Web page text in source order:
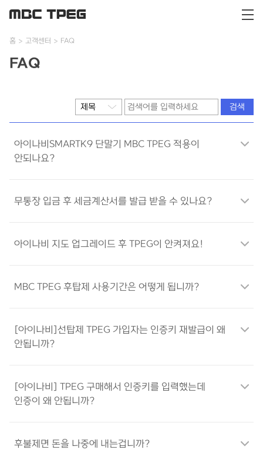
홈 고객센터 FAQ
FAQ
아이나비SMARTK9 단말기 MBC TPEG 적용이
안되나요?
무통장 입금 후 세금계산서를 발급 받을 수 있나요?
아이나비 지도 업그레이드 후 TPEG이 안켜져요!
MBC TPEG 후탑제 사용기간은 어떻게 됩니까?
[아이나비]선탑제 TPEG 가입자는 인증키 재발급이 왜
안됩니까?
[아이나비] TPEG 구매해서 인증키를 입력했는데
인증이 왜 안됩니까?
후불제면 돈을 나중에 내는겁니까?